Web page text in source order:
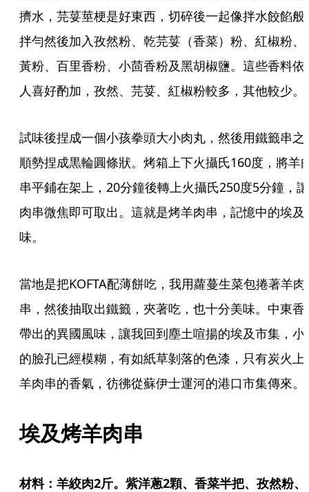
擠水，芫荽莖梗是好東西，切碎後一起像拌水餃餡般
拌勻然後加入孜然粉、乾芫荽（香菜）粉、紅椒粉、
黃粉、百里香粉、小茴香粉及黑胡椒鹽。這些香料依
人喜好酌加，孜然、芫荽、紅椒粉較多，其他較少。
試味後捏成一個小孩拳頭大小肉丸，然後用鐵籤串之
順勢捏成黒輪圓條狀。烤箱上下火攝氏160度，將羊
串平鋪在架上，20分鐘後轉上火攝氏250度5分鐘，讓
肉串微焦即可取出。這就是烤羊肉串，記憶中的埃及
味。
當地是把KOFTA配薄餅吃，我用蘿蔓生菜包捲著羊肉
串，然後抽取出鐵籤，夾著吃，也十分美味。中東香
帶出的異國風味，讓我回到塵土喧揚的埃及市集，小
的臉孔已經模糊，有如紙草剝落的色漆，只有炭火上
羊肉串的香氣，彷彿從蘇伊士運河的港口市集傳來。
埃及烤羊肉串
材料：羊絞肉2斤。紫洋蔥2顆、香菜半把、孜然粉、